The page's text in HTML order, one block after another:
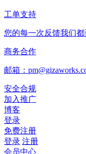
工单支持
您的每一次反馈我们
商务合作
邮箱：
安全合规
加入推广
博客
登录
免费注册
登录 注册
会员中心